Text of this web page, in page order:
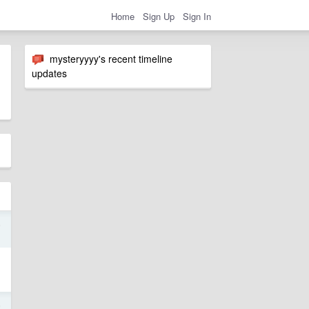
Home Sign Up Sign In
mysteryyyy's recent timeline
updates